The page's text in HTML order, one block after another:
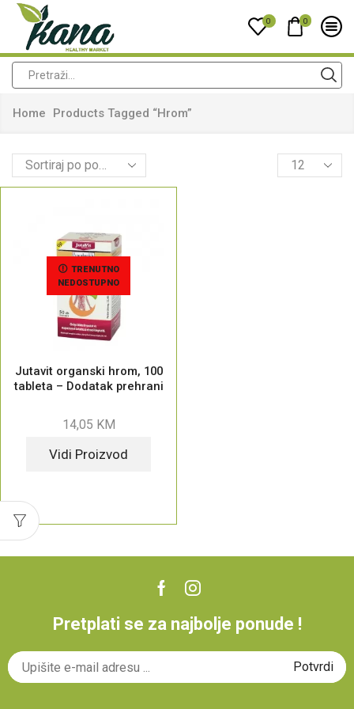
0 0
Home Products Tagged “hrom”
TRENUTNO
NEDOSTUPNO
Jutavit organski hrom, 100
tableta – Dodatak prehrani
14,05 KM
Vidi Proizvod
Pretplati se za najbolje ponude !